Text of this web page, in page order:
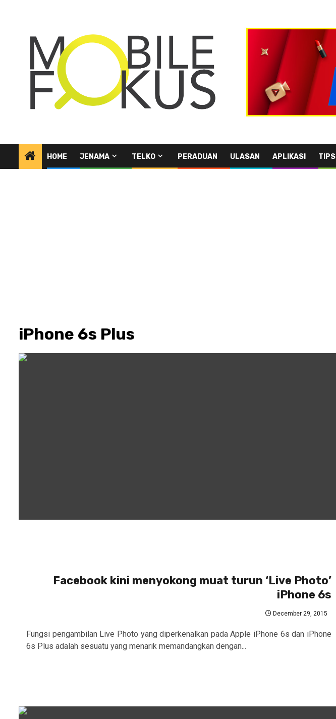
HOME JENAMA TELKO PERADUAN ULASAN APLIKASI TIPS
iPhone 6s Plus
Facebook kini menyokong muat turun ‘Live Photo’
iPhone 6s
December 29, 2015
Fungsi pengambilan Live Photo yang diperkenalkan pada Apple iPhone 6s dan iPhone
6s Plus adalah sesuatu yang menarik memandangkan dengan...